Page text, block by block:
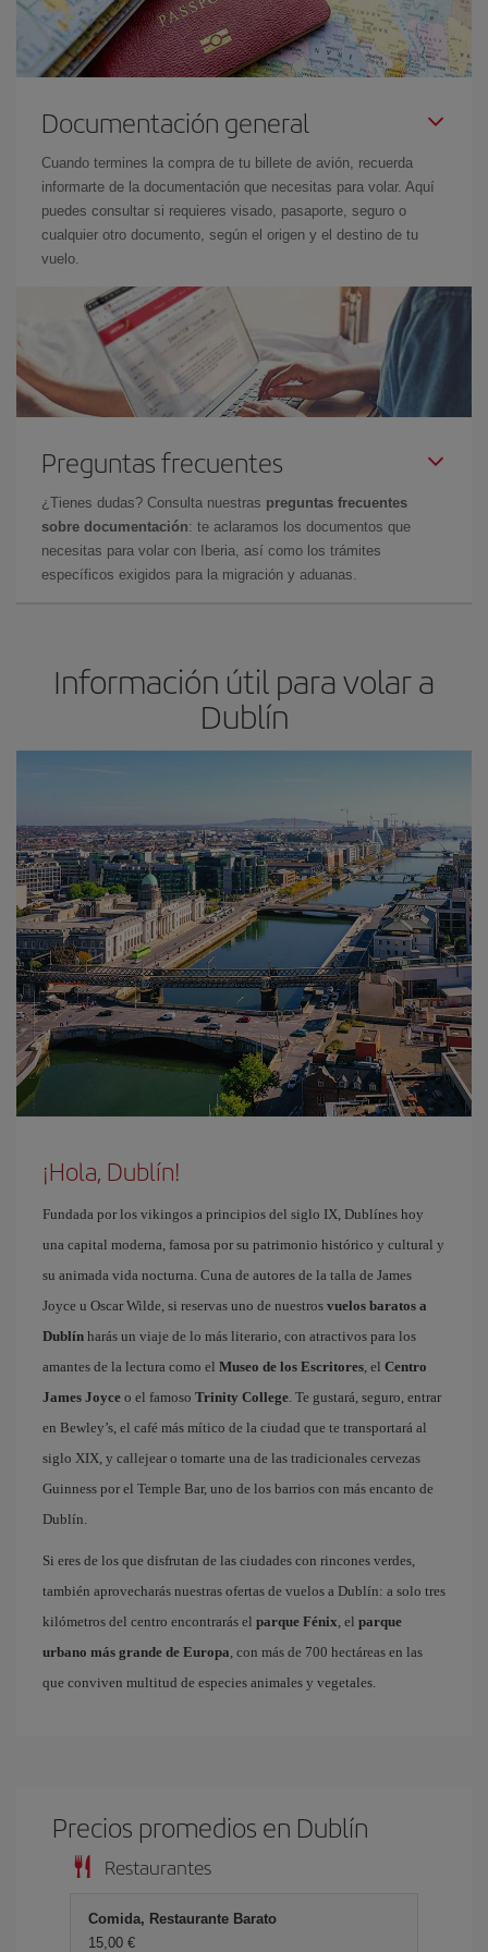
Documentación general
Cuando termines la compra de tu billete de avión, recuerda
informarte de la documentación que necesitas para volar. Aquí
puedes consultar si requieres visado, pasaporte, seguro o
cualquier otro documento, según el origen y el destino de tu
vuelo.
Preguntas frecuentes
¿Tienes dudas? Consulta nuestras preguntas frecuentes
sobre documentación: te aclaramos los documentos que
necesitas para volar con Iberia, así como los trámites
específicos exigidos para la migración y aduanas.
Información útil para volar a
Dublín
¡Hola, Dublín!
Fundada por los vikingos a principios del siglo IX, Dublínes hoy
una capital moderna, famosa por su patrimonio histórico y cultural y
su animada vida nocturna. Cuna de autores de la talla de James
Joyce u Oscar Wilde, si reservas uno de nuestros vuelos baratos a
Dublín harás un viaje de lo más literario, con atractivos para los
amantes de la lectura como el Museo de los Escritores, el Centro
James Joyce o el famoso Trinity College. Te gustará, seguro, entrar
en Bewley’s, el café más mítico de la ciudad que te transportará al
siglo XIX, y callejear o tomarte una de las tradicionales cervezas
Guinness por el Temple Bar, uno de los barrios con más encanto de
Dublín.
Si eres de los que disfrutan de las ciudades con rincones verdes,
también aprovecharás nuestras ofertas de vuelos a Dublín: a solo tres
kilómetros del centro encontrarás el parque Fénix, el parque
urbano más grande de Europa, con más de 700 hectáreas en las
que conviven multitud de especies animales y vegetales.
Precios promedios en Dublín
Restaurantes
Comida, Restaurante Barato
15,00 €